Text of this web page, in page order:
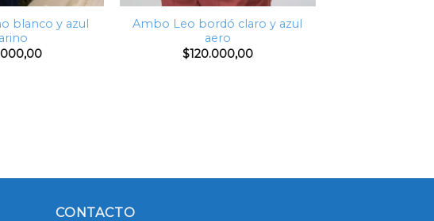
blanco y azul
Ambo Leo bordó claro y azul
aero
$120.000,00
CONTACTO